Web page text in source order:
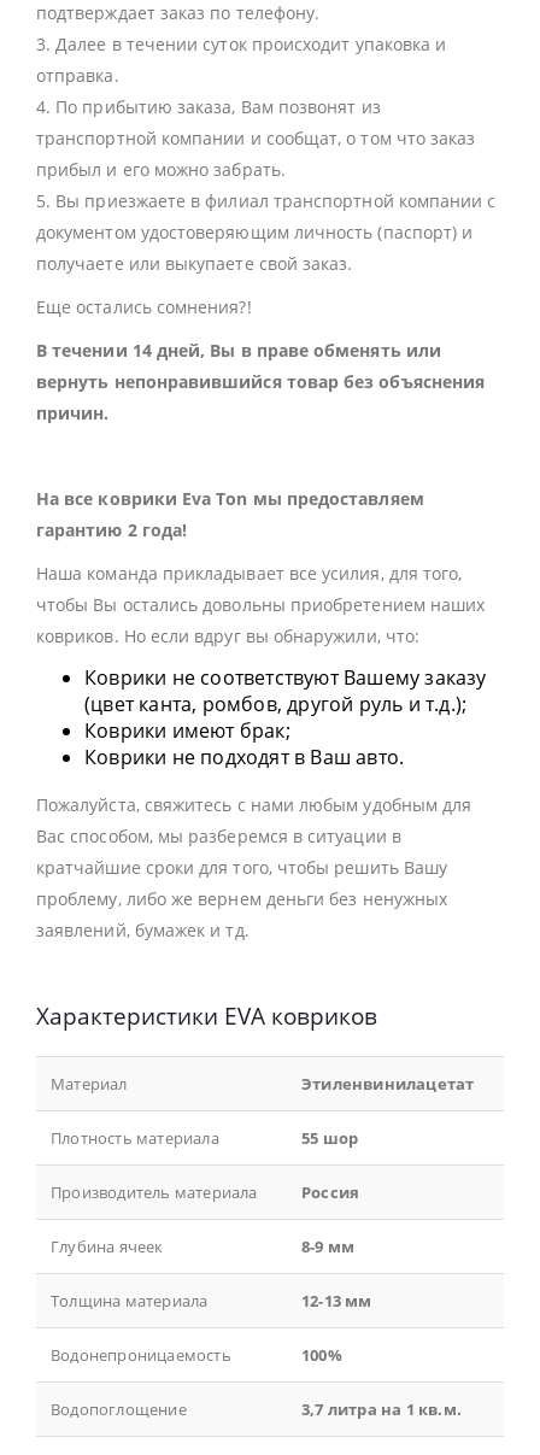
подтверждает заказ по телефону.
3. Далее в течении суток происходит упаковка и
отправка.
4. По прибытию заказа, Вам позвонят из
транспортной компании и сообщат, о том что заказ
прибыл и его можно забрать.
5. Вы приезжаете в филиал транспортной компании с
документом удостоверяющим личность (паспорт) и
получаете или выкупаете свой заказ.
Еще остались сомнения?!
В течении 14 дней, Вы в праве обменять или
вернуть непонравившийся товар без объяснения
причин.
На все коврики Eva Ton мы предоставляем
гарантию 2 года!
Наша команда прикладывает все усилия, для того,
чтобы Вы остались довольны приобретением наших
ковриков. Но если вдруг вы обнаружили, что:
Коврики не соответствуют Вашему заказу
(цвет канта, ромбов, другой руль и т.д.);
Коврики имеют брак;
Коврики не подходят в Ваш авто.
Пожалуйста, свяжитесь с нами любым удобным для
Вас способом, мы разберемся в ситуации в
кратчайшие сроки для того, чтобы решить Вашу
проблему, либо же вернем деньги без ненужных
заявлений, бумажек и тд.
Характеристики EVA ковриков
Материал Этиленвинилацетат
Плотность материала 55 шор
Производитель материала Россия
Глубина ячеек 8-9 мм
Толщина материала 12-13 мм
Водонепроницаемость 100%
Водопоглощение 3,7 литра на 1 кв.м.